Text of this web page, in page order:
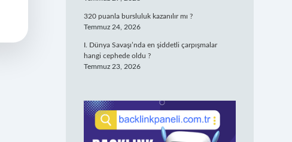
320 puanla bursluluk kazanılır mı ?
Temmuz 24, 2026
I. Dünya Savaşı’nda en şiddetli çarpışmalar
hangi cephede oldu ?
Temmuz 23, 2026